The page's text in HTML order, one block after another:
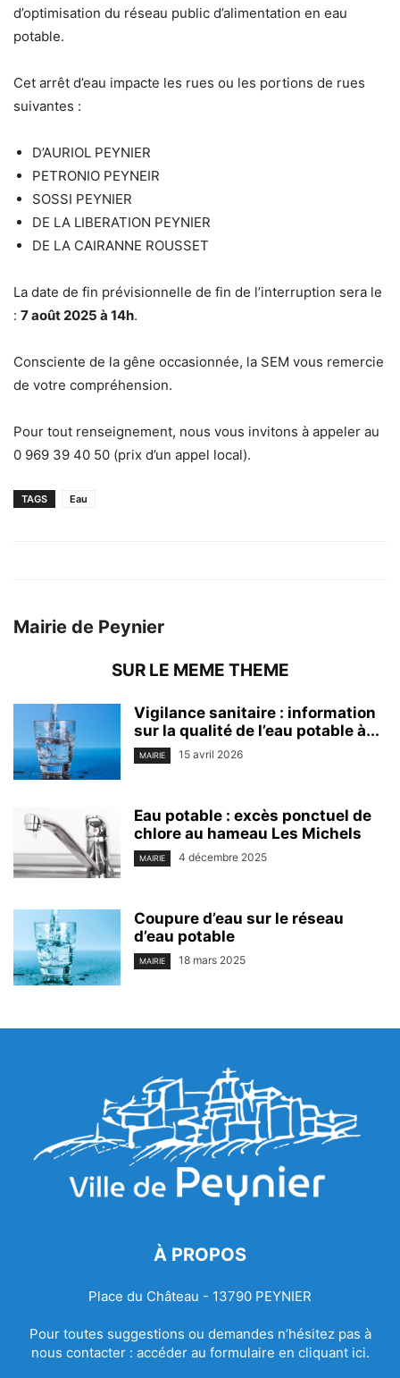
d’optimisation du réseau public d’alimentation en eau
potable.
Cet arrêt d’eau impacte les rues ou les portions de rues
suivantes :
D’AURIOL PEYNIER
PETRONIO PEYNEIR
SOSSI PEYNIER
DE LA LIBERATION PEYNIER
DE LA CAIRANNE ROUSSET
La date de fin prévisionnelle de fin de l’interruption sera le
: 7 août 2025 à 14h.
Consciente de la gêne occasionnée, la SEM vous remercie
de votre compréhension.
Pour tout renseignement, nous vous invitons à appeler au
0 969 39 40 50 (prix d’un appel local).
TAGS Eau
Mairie de Peynier
SUR LE MEME THEME
Vigilance sanitaire : information
sur la qualité de l’eau potable à...
MAIRIE 15 avril 2026
Eau potable : excès ponctuel de
chlore au hameau Les Michels
MAIRIE 4 décembre 2025
Coupure d’eau sur le réseau
d’eau potable
MAIRIE 18 mars 2025
À PROPOS
Place du Château - 13790 PEYNIER
Pour toutes suggestions ou demandes n’hésitez pas à
nous contacter : accéder au formulaire en cliquant ici.